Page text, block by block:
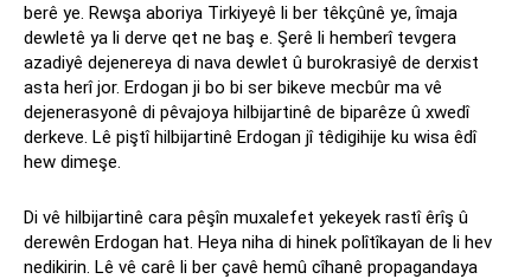
berê ye. Rewşa aboriya Tirkiyeyê li ber têkçûnê ye, îmaja
dewletê ya li derve qet ne baş e. Şerê li hemberî tevgera
azadiyê dejenereya di nava dewlet û burokrasiyê de derxist
asta herî jor. Erdogan ji bo bi ser bikeve mecbûr ma vê
dejenerasyonê di pêvajoya hilbijartinê de biparêze û xwedî
derkeve. Lê piştî hilbijartinê Erdogan jî têdigihije ku wisa êdî
hew dimeşe.
Di vê hilbijartinê cara pêşîn muxalefet yekeyek rastî êrîş û
derewên Erdogan hat. Heya niha di hinek polîtîkayan de li hev
nedikirin. Lê vê carê li ber çavê hemû cîhanê propagandaya